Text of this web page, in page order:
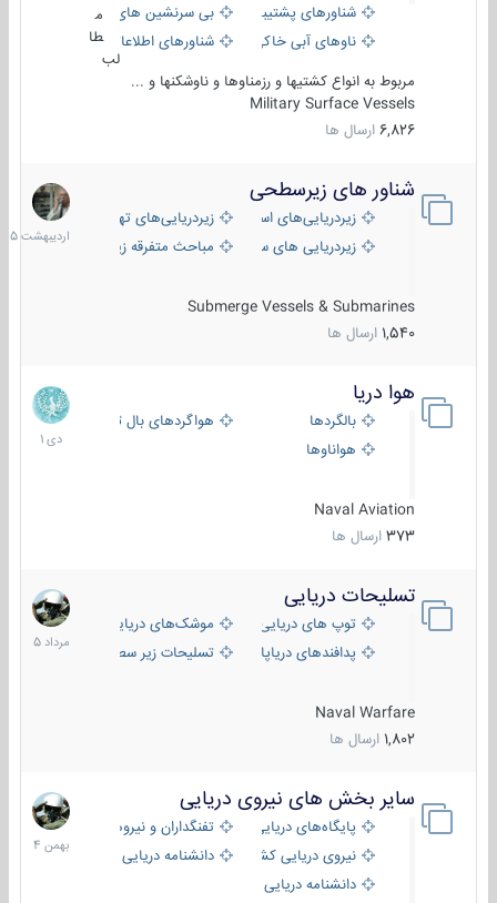
شناورهای پشتیبانی
بی سرنشین های دریایی
ناوهای آبی خاکی و نیروبرشناورهای اطلاعاتی و جاسوسی
طا
لب
مربوط به انواع کشتیها و رزمناوها و ناوشکنها و ...
Military Surface Vessels
6,826 ارسال ها
شناور های زیرسطحی
زیردریایی‌های استراتژیکزیردریایی‌های تهاجمی
زیردریایی های سبک
مباحث متفرقه زیرسطحی
Submerge Vessels & Submarines
1,540 ارسال ها
31
1405
هوا دریا
بالگردها
هواگردهای بال ثابت
هواناوها
Naval Aviation
373 ارسال ها
12
دی
1401
تسلیحات دریایی
توپ های دریایی
موشک‌های دریایی
پدافندهای دریاپایه
تسلیحات زیر سطحی
Naval Warfare
1,802 ارسال ها
2
مرداد
1405
سایر بخش های نیروی دریایی
پایگاه‌های دریایی
تفنگداران و نیروهای ویژه‌ی دریایی
نیروی دریایی کشورهای مختلفدانشنامه دریایی
دانشنامه دریایی کپی
22
بهمن
1404